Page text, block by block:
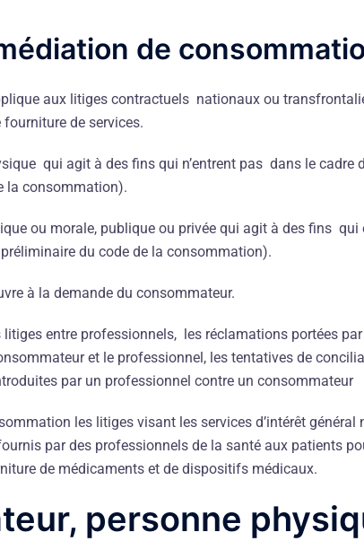
de
aux litiges contractuels nationaux ou
fourniture de services.
qui agit à des fins qui n’entrent pas dans le
la consommation).
ou morale, publique ou privée qui agit à des fins
du code de la consommation).
à la demande du consommateur.
entre professionnels, les réclamations portées
et le professionnel, les tentatives de
par un professionnel contre un consommateur
les litiges visant les services d’intérêt
par des professionnels de la santé aux patients
de médicaments et de dispositifs médicaux.
personne